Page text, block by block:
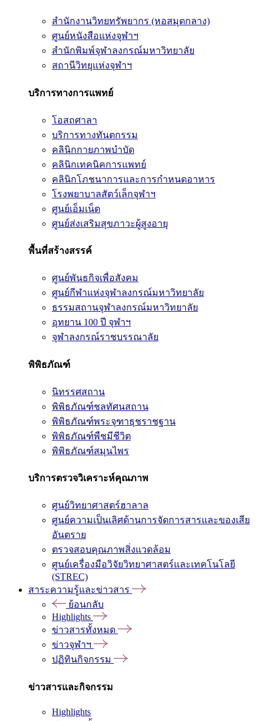
สำนักงานวิทยทรัพยากร (หอสมุดกลาง)
ศูนย์หนังสือแห่งจุฬาฯ
สำนักพิมพ์จุฬาลงกรณ์มหาวิทยาลัย
สถานีวิทยุแห่งจุฬาฯ
บริการทางการแพทย์
โอสถศาลา
บริการทางทันตกรรม
คลินิกกายภาพบำบัด
คลินิกเทคนิคการแพทย์
คลินิกโภชนาการและการกำหนดอาหาร
โรงพยาบาลสัตว์เล็กจุฬาฯ
ศูนย์เอ็มเน็ต
ศูนย์ส่งเสริมสุขภาวะผู้สูงอายุ
พื้นที่สร้างสรรค์
ศูนย์พันธกิจเพื่อสังคม
ศูนย์กีฬาแห่งจุฬาลงกรณ์มหาวิทยาลัย
ธรรมสถานจุฬาลงกรณ์มหาวิทยาลัย
อุทยาน 100 ปี จุฬาฯ
จุฬาลงกรณ์ราชบรรณาลัย
พิพิธภัณฑ์
นิทรรศสถาน
พิพิธภัณฑ์ชลทัศนสถาน
พิพิธภัณฑ์พระจุฑาธุชราชฐาน
พิพิธภัณฑ์พืชมีชีวิต
พิพิธภัณฑ์สมุนไพร
บริการตรวจวิเคราะห์คุณภาพ
ศูนย์วิทยาศาสตร์ฮาลาล
ศูนย์ความเป็นเลิศด้านการจัดการสารและของเสีย
อันตราย
ตรวจสอบคุณภาพสิ่งแวดล้อม
ศูนย์เครื่องมือวิจัยวิทยาศาสตร์และเทคโนโลยี
(STREC)
สาระความรู้และข่าวสาร
ย้อนกลับ
Highlights
ข่าวสารทั้งหมด
ข่าวจุฬาฯ
ปฏิทินกิจกรรม
ข่าวสารและกิจกรรม
Highlights